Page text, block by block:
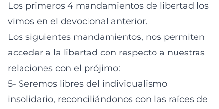
Los primeros 4 mandamientos de libertad los
vimos en el devocional anterior.
Los siguientes mandamientos, nos permiten
acceder a la libertad con respecto a nuestras
relaciones con el prójimo:
5- Seremos libres del individualismo
insolidario, reconciliándonos con las raíces de